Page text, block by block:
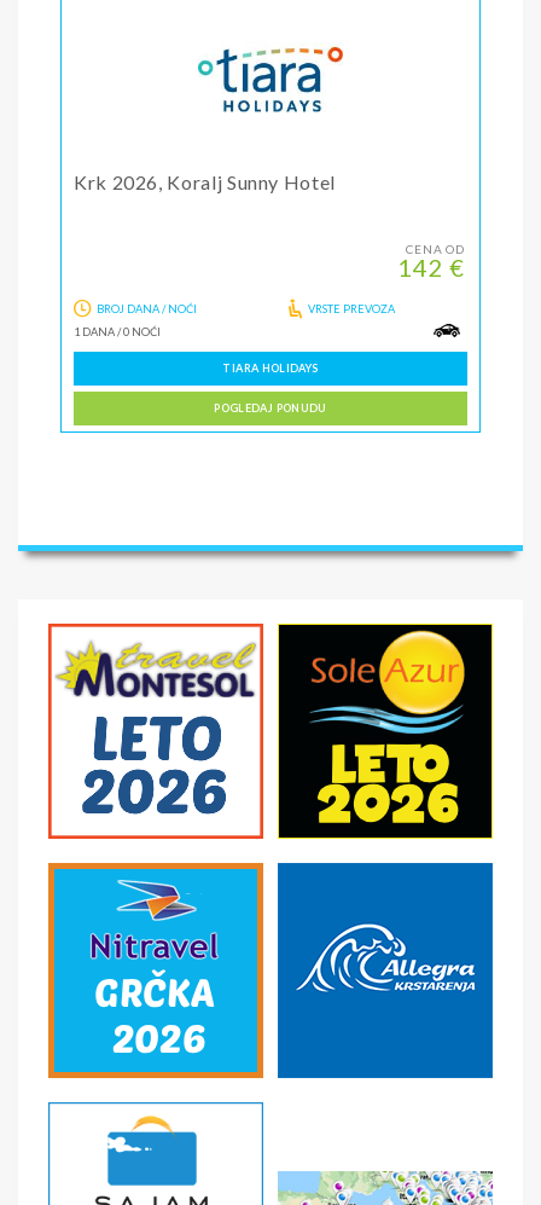
Krk 2026, Koralj Sunny Hotel
CENA OD
142 €
BROJ DANA / NOĆI
1 DANA/0 NOĆI
VRSTE PREVOZA
TIARA HOLIDAYS
POGLEDAJ PONUDU